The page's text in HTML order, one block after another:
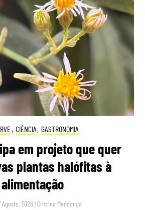
, CIÊNCIA, GASTRONOMIA
em projeto que quer
plantas halófitas à
alimentação
Agosto, 2026 | Cristina Mendonça